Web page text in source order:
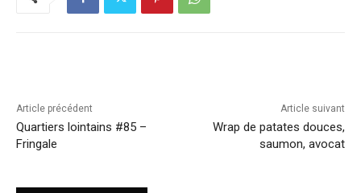
Article précédent
Quartiers lointains #85 –
Fringale
Article suivant
Wrap de patates douces,
saumon, avocat